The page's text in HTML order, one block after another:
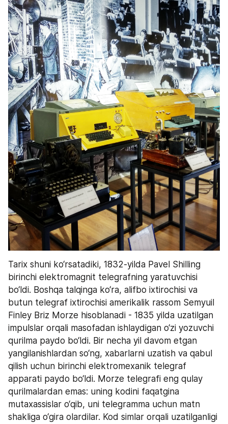
Tarix shuni ko‘rsatadiki, 1832-yilda Pavel Shilling
birinchi elektromagnit telegrafning yaratuvchisi
bo‘ldi. Boshqa talqinga ko‘ra, alifbo ixtirochisi va
butun telegraf ixtirochisi amerikalik rassom Semyuil
Finley Briz Morze hisoblanadi - 1835 yilda uzatilgan
impulslar orqali masofadan ishlaydigan o‘zi yozuvchi
qurilma paydo bo‘ldi. Bir necha yil davom etgan
yangilanishlardan so‘ng, xabarlarni uzatish va qabul
qilish uchun birinchi elektromexanik telegraf
apparati paydo bo‘ldi. Morze telegrafi eng qulay
qurilmalardan emas: uning kodini faqatgina
mutaxassislar o‘qib, uni telegramma uchun matn
shakliga o‘gira olardilar. Kod simlar orqali uzatilganligi